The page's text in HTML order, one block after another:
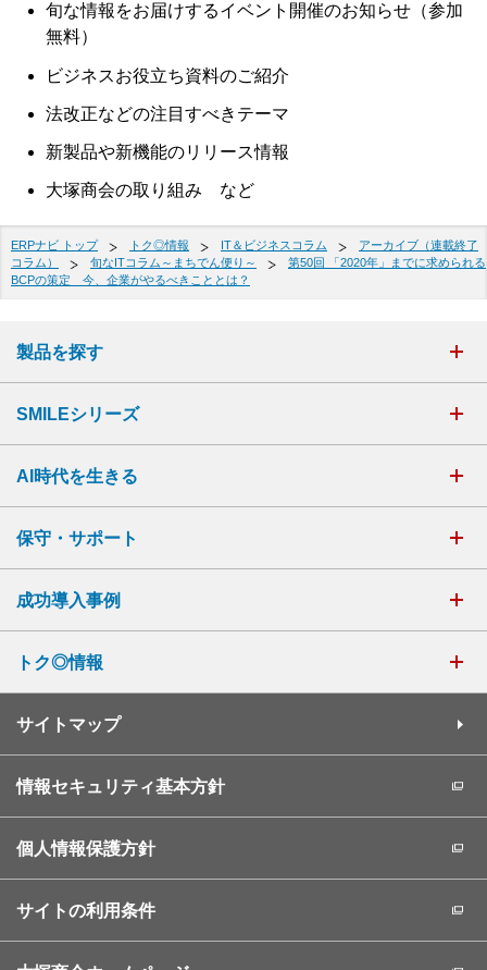
旬な情報をお届けするイベント開催のお知らせ（参加
無料）
ビジネスお役立ち資料のご紹介
法改正などの注目すべきテーマ
新製品や新機能のリリース情報
大塚商会の取り組み など
ERPナビ トップ トク◎情報 IT＆ビジネスコラム
アーカイブ（連載終了
コラム）
旬なITコラム～まちでん便り～
第50回 「2020年」までに求められる
BCPの策定 今、企業がやるべきこととは？
製品を探す
SMILEシリーズ
AI時代を生きる
保守・サポート
成功導入事例
トク◎情報
サイトマップ
情報セキュリティ基本方針
個人情報保護方針
サイトの利用条件